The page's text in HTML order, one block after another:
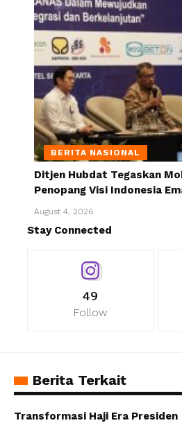
BERITA NASIONAL
Ditjen Hubdat Tegaskan
Penopang Visi Indonesia
August 4, 2026
Stay Connected
49
Follow
Berita Terkait
Transformasi Haji Era Presiden